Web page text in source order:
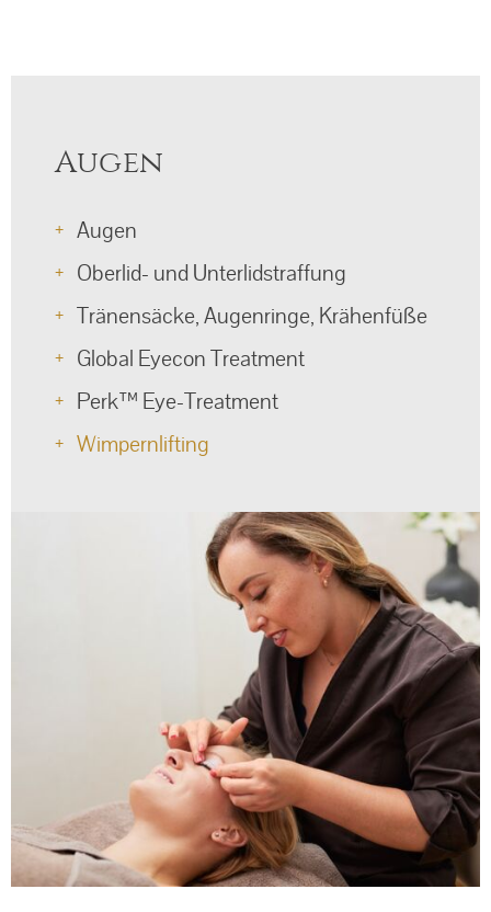
Augen
Navigation
Augen
Oberlid- und Unterlidstraffung
Tränensäcke, Augenringe, Krähenfüße
Global Eyecon Treatment
Perk™ Eye-Treatment
Wimpernlifting